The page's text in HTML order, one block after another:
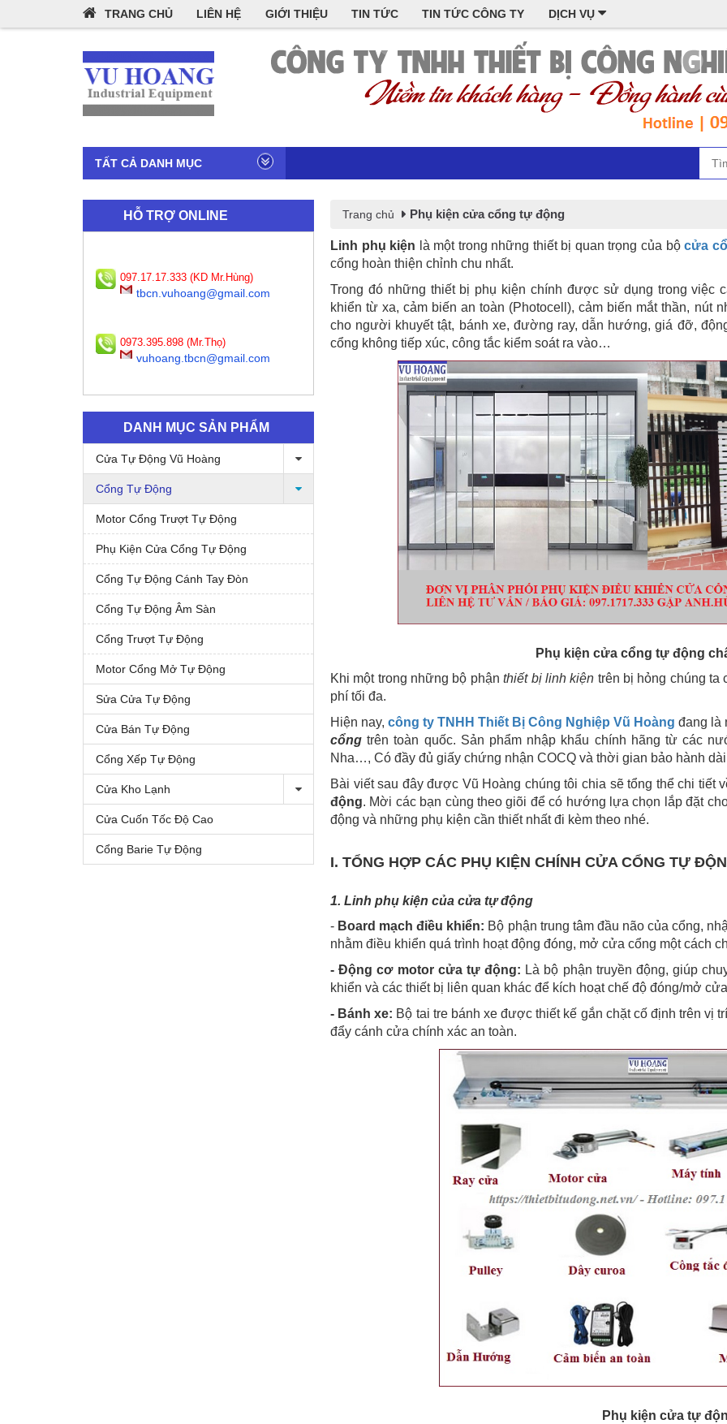
TRANG CHỦ LIÊN HỆ GIỚI THIỆU TIN TỨC TIN TỨC CÔNG TY DỊCH VỤ
TẤT CẢ DANH MỤC
HỖ TRỢ ONLINE
097.17.17.333 (KD Mr.Hùng)
tbcn.vuhoang@gmail.com
0973.395.898 (Mr.Thọ)
vuhoang.tbcn@gmail.com
DANH MỤC SẢN PHẨM
Cửa Tự Động Vũ Hoàng
Cổng Tự Động
Motor Cổng Trượt Tự Động
Phụ Kiện Cửa Cổng Tự Động
Cổng Tự Động Cánh Tay Đòn
Cổng Tự Động Âm Sàn
Cổng Trượt Tự Động
Motor Cổng Mở Tự Động
Sửa Cửa Tự Động
Cửa Bán Tự Động
Cổng Xếp Tự Động
Cửa Kho Lạnh
Cửa Cuốn Tốc Độ Cao
Cổng Barie Tự Động
Trang chủ Phụ kiện cửa cổng tự động
Linh phụ kiện là một trong những thiết bị quan trọng của bộcửa
cổng hoàn thiện chỉnh chu nhất.
Trong đó những thiết bị phụ kiện chính được sử dụng trong việc
khiển từ xa, cảm biến an toàn (Photocell), cảm biến mắt thần, nút
cho người khuyết tật, bánh xe, đường ray, dẫn hướng, giá đỡ,
cổng không tiếp xúc, công tắc kiểm soát ra vào…
Phụ kiện cửa cổng tự động
Khi một trong những bộ phậnthiết bị linh kiện trên bị hỏng chúng ta
phí tối đa.
Hiện nay, công ty TNHH Thiết Bị Công Nghiệp Vũ Hoàng đang là
cổngtrên toàn quốc. Sản phẩm nhập khẩu chính hãng từ các
Nha…, Có đầy đủ giấy chứng nhận COCQ và thời gian bảo hành
Bài viết sau đây được Vũ Hoàng chúng tôi chia sẽ tổng thể chi tiết
động. Mời các bạn cùng theo giõi để có hướng lựa chọn lắp đặt
động và những phụ kiện cần thiết nhất đi kèm theo nhé.
I. TỔNG HỢP CÁC PHỤ KIỆN CHÍNH CỬA CỔNG TỰ
1. Linh phụ kiện của cửa tự động
- Board mạch điều khiển: Bộ phận trung tâm đầu não của cổng,
nhằm điều khiển quá trình hoạt động đóng, mở cửa cổng một cách
- Động cơ motor cửa tự động: Là bộ phận truyền động, giúp
khiển và các thiết bị liên quan khác để kích hoạt chế độ đóng/mở
- Bánh xe: Bộ tai tre bánh xe được thiết kế gắn chặt cố định trên vị
đẩy cánh cửa chính xác an toàn.
Phụ kiện cửa tự